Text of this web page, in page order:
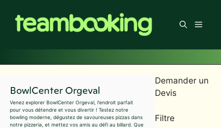
contenu
Menu
BowlCenter Orgeval
Venez explorer BowlCenter Orgeval, l'endroit parfait
pour vous détendre et vous divertir ! Testez notre
bowling moderne, dégustez de savoureuses pizzas dans
notre pizzeria, et mettez vos amis au défi au billard. Que
Demander un
Devis
Filtre